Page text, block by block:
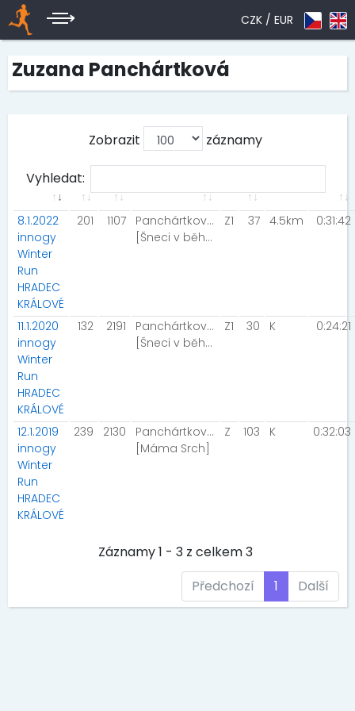
CZK / EUR
Zuzana Panchártková
Zobrazit záznamy
Vyhledat:
8.1.2022
innogy
Winter
Run
HRADEC
KRÁLOVÉ
201 1107
Panchártková Zuzana
[Šneci v běhu]
Z1 37 4.5km 0:31:42
11.1.2020
innogy
Winter
Run
HRADEC
KRÁLOVÉ
132 2191
Panchártková Zuzana
[Šneci v běhu]
Z1 30 K 0:24:21
12.1.2019
innogy
Winter
Run
HRADEC
KRÁLOVÉ
239 2130
Panchártková Zuzana
[Máma Srch]
Z 103 K 0:32:03
Záznamy 1 - 3 z celkem 3
Předchozí
1 Další